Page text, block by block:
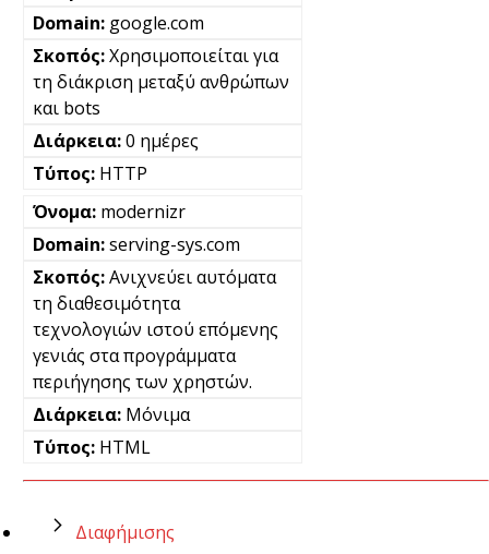
google.com
Χρησιμοποιείται για
τη διάκριση μεταξύ ανθρώπων
και bots
0 ημέρες
HTTP
modernizr
serving-sys.com
Ανιχνεύει αυτόματα
τη διαθεσιμότητα
τεχνολογιών ιστού επόμενης
γενιάς στα προγράμματα
περιήγησης των χρηστών.
Μόνιμα
HTML
Διαφήμισης